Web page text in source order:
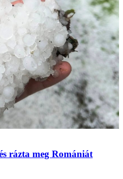
rázta meg Romániát